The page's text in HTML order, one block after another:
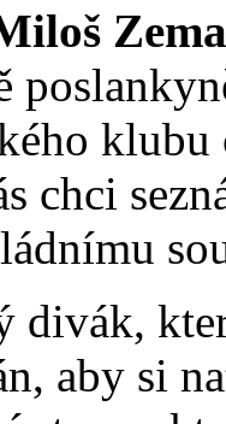
klubu
chci
aby si